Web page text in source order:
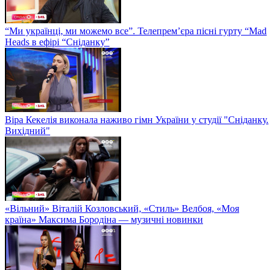
“Ми українці, ми можемо все”. Телепрем’єра пісні гурту “Mad
Heads в ефірі “Сніданку”
Віра Кекелія виконала наживо гімн України у студії "Сніданку.
Вихідний"
«Вільний» Віталій Козловський, «Стиль» Велбоя, «Моя
країна» Максима Бородіна — музичні новинки